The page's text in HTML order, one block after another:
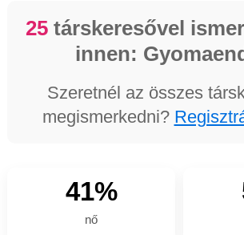
25 társkeresővel
innen:
Szeretnél az összes
megismerkedni?
41%
nő